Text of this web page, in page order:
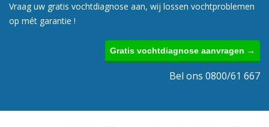
Vraag uw gratis vochtdiagnose aan, wij lossen vochtproblemen
op mét garantie !
Gratis vochtdiagnose aanvragen →
Bel ons 0800/61 667